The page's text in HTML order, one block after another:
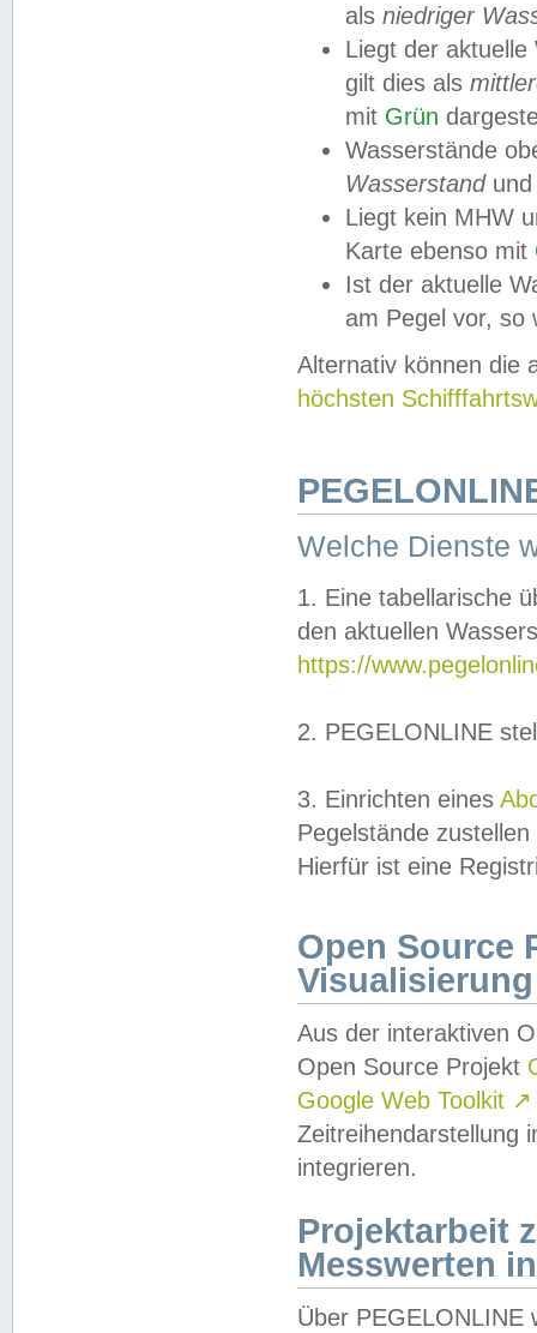
als niedriger
Liegt der
gilt dies als
mit Grün
Wasserstände
Wasserstandund
Liegt kein MHW
Karte ebenso mit
Ist der aktuelle
am Pegel vor,
Alternativ können die
höchsten
Welche Dienste
1. Eine tabellarische
den aktuellen
https://
2. PEGELONLINE
3. Einrichten eines
Pegelstände
Hierfür ist eine
Open Source
Visualisierung
Aus der interaktiven
Open Source Projekt
Google Web Toolkit ↗
Zeitreihendarstellung
integrieren.
Projektarbeit
Messwerten
Über PEGELONLINE